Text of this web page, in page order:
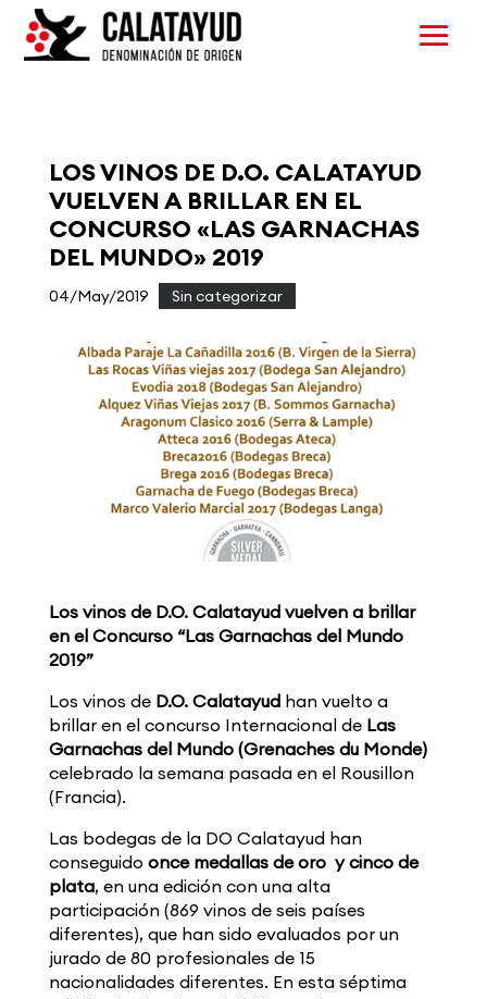
LOS VINOS DE D.O. CALATAYUD
VUELVEN A BRILLAR EN EL
CONCURSO «LAS GARNACHAS
DEL MUNDO» 2019
04/May/2019 Sin categorizar
Los vinos de D.O. Calatayud vuelven a brillar
en el Concurso “Las Garnachas del Mundo
2019”
Los vinos deD.O. Calatayudhan vuelto a
brillar en el concurso Internacional de Las
Garnachas del Mundo (Grenaches du Monde)
celebrado la semana pasada en el Rousillon
(Francia).
Las bodegas de la DO Calatayud han
conseguido once medallas de oro y cinco de
plata, en una edición con una alta
participación (869 vinos de seis países
diferentes), que han sido evaluados por un
jurado de 80 profesionales de 15
nacionalidades diferentes. En esta séptima